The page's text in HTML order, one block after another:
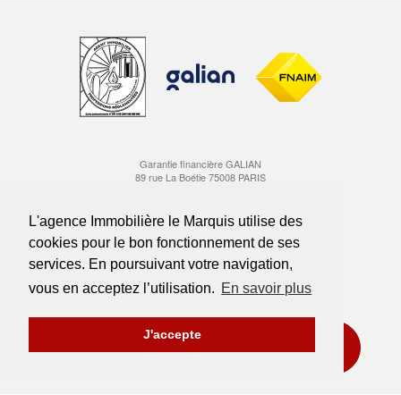
L'agence Immobilière le Marquis utilise des
cookies pour le bon fonctionnement de ses
services. En poursuivant votre navigation,
vous en acceptez l’utilisation. En savoir plus
J'accepte
Garantie financière GALIAN
89 rue La Boétie 75008 PARIS
Suivez-nous sur Instagram
Rejoignez-nous sur Facebook
Mentions légales
ESTIMATION OFFERTE